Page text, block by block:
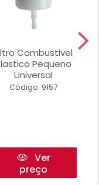
Combustivel
Pequeno
Universal
Código: 9157
Ver
preço